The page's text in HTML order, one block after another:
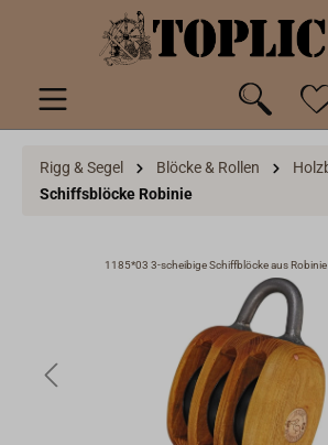
springen
Rigg & Segel Blöcke & Rollen
Schiffsblöcke Robinie
1185*03 3-scheibige Schiffblöcke aus Robinie